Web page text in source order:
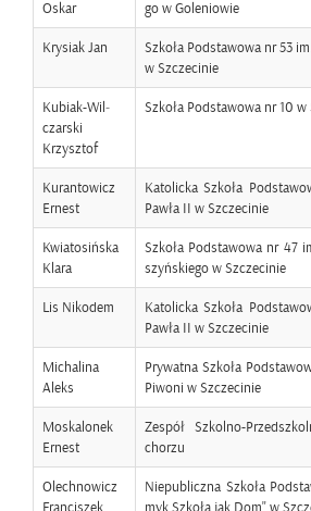
Oskar go w Go­le­nio­wie
Kry­siak Jan
Szko­ła Pod­sta­wo­wa nr 53
w Szcze­ci­nie
Ku­biak-Wil­
czar­ski
Krzysz­tof
Szko­ła Pod­sta­wo­wa nr 10
Ku­ran­to­wicz
Er­nest
Ka­to­lic­ka Szko­ła
Pawła II w Szcze­ci­nie
Kwia­to­siń­ska
Klara
Szko­ła Pod­sta­wo­wa nr 47
szyń­skie­go w Szcze­ci­nie
Lis Ni­ko­dem
Ka­to­lic­ka Szko­ła
Pawła II w Szcze­ci­nie
Mi­cha­li­na
Aleks
Pry­wat­na Szko­ła
Pi­wo­ni w Szcze­ci­nie
Mo­ska­lo­nek
Er­nest
Ze­spół Szkol­no-
cho­rzu
Olech­no­wicz
Nie­pu­blicz­na Szko­ła